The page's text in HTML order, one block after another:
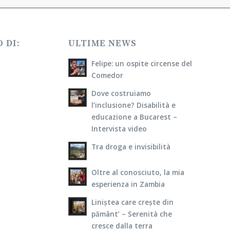
DI: ULTIME NEWS
Felipe: un ospite circense del
Comedor
Dove costruiamo
l’inclusione? Disabilità e
educazione a Bucarest –
Intervista video
Tra droga e invisibilità
Oltre al conosciuto, la mia
esperienza in Zambia
Liniștea care crește din
pământ’ – Serenità che
cresce dalla terra